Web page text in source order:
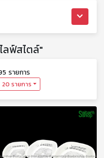
ลฟ์สไตล์"
รายการ
20 รายการ